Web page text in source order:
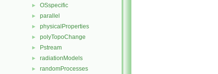
► OSspecific
► parallel
► physicalProperties
► polyTopoChange
► Pstream
► radiationModels
► randomProcesses